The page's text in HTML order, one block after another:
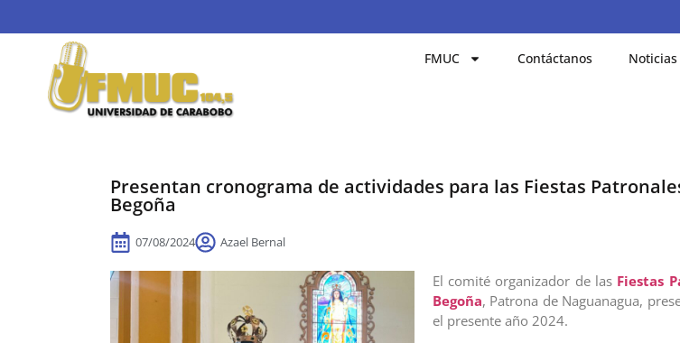
FMUC Contáctanos Noticias
Presentan cronograma de actividades para las Fiestas
Begoña
07/08/2024 Azael Bernal
El comité organizador de las Fiestas
Begoña, Patrona de Naguanagua,
el presente año 2024.